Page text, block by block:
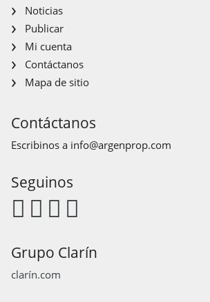
Noticias
Publicar
Mi cuenta
Contáctanos
Mapa de sitio
Contáctanos
Escribinos a info@argenprop.com
Seguinos
Grupo Clarín
clarín.com